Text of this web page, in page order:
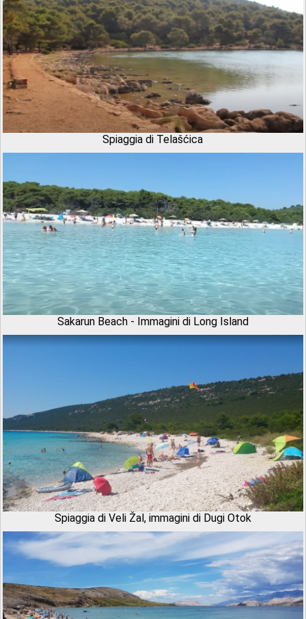
Spiaggia di Telašćica
Sakarun Beach - Immagini di Long Island
Spiaggia di Veli Žal, immagini di Dugi Otok